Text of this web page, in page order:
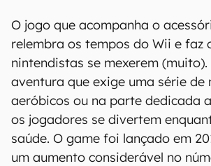
O jogo que acompanha o
relembra os tempos do Wii e faz
nintendistas se mexerem (muito).
aventura que exige uma série de
aeróbicos ou na parte dedicada
os jogadores se divertem
saúde. O game foi lançado em
um aumento considerável no